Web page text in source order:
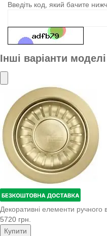
Введіть код, який бачите
Інші варіанти моделі
Декоративні елементи ручного
5720 грн.
Купити